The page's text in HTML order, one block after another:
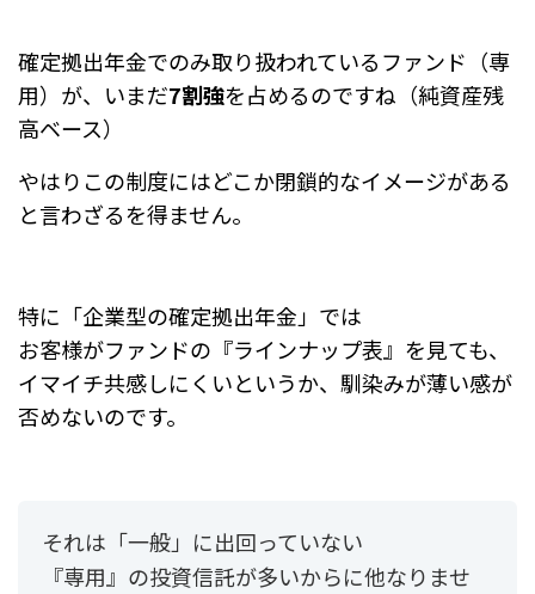
確定拠出年金でのみ取り扱われているファンド（専
用）が、いまだ7割強を占めるのですね （純資産残
高ベース）
やはりこの制度にはどこか閉鎖的なイメージがある
と言わざるを得ません。
特に「企業型の確定拠出年金」では
お客様がファンドの『ラインナップ表』を見ても、
イマイチ共感しにくいというか、 馴染みが薄い感が
否めないのです。
それは「一般」に出回っていない
『専用』の投資信託が多いからに他なりませ